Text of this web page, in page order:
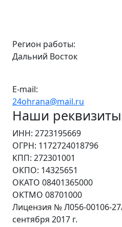
Регион работы:
Дальний Восток
E-mail:
24ohrana@mail.ru
Наши
ИНН: 2723195669
ОГРН: 1172724018796
КПП: 272301001
ОКПО: 14325651
ОКАТО 08401365000
ОКТМО 08701000
Лицензия № Л056-00106-
сентября 2017 г.